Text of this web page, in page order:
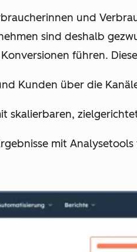
und
sind deshalb
führen.
Kunden über die
skalierbaren,
mit